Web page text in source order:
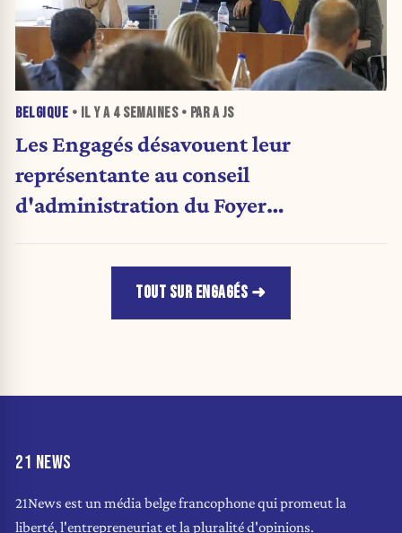
BELGIQUE • IL Y A 4 SEMAINES• PAR A JS
Les Engagés désavouent leur
représentante au conseil
d'administration du Foyer
TOUT SUR ENGAGÉS
21 NEWS
21News est un média belge francophone qui promeut la
liberté, l'entrepreneuriat et la pluralité d'opinions.